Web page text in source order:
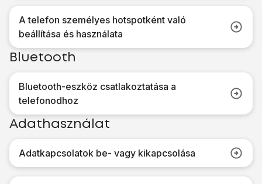
A telefon személyes hotspotként való
beállítása és használata
Bluetooth
Bluetooth-eszköz csatlakoztatása a
telefonodhoz
Adathasználat
Adatkapcsolatok be- vagy kikapcsolása